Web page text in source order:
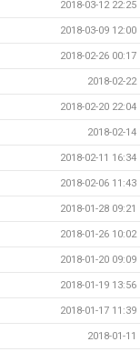
2018-03-12 22:25
2018-03-09 12:00
2018-02-26 00:17
2018-02-22
2018-02-20 22:04
2018-02-14
2018-02-11 16:34
2018-02-06 11:43
2018-01-28 09:21
2018-01-26 10:02
2018-01-20 09:09
2018-01-19 13:56
2018-01-17 11:39
2018-01-11